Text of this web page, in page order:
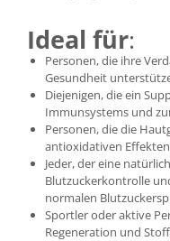
Ideal für:
Personen, die ihre
Gesundheit
Diejenigen, die ein
Immunsystems und
Personen, die die
antioxidativen
Jeder, der eine
Blutzuckerkontrolle
normalen
Sportler oder aktive
Regeneration und